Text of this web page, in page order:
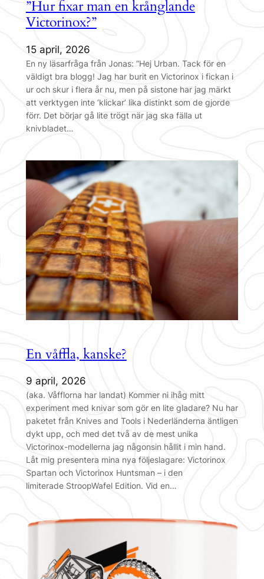
”Hur fixar man en krånglande
Victorinox?”
15 april, 2026
En ny läsarfråga från Jonas: ”Hej Urban. Tack för en
väldigt bra blogg! Jag har burit en Victorinox i fickan i
ur och skur i flera år nu, men på sistone har jag märkt
att verktygen inte ‘klickar’ lika distinkt som de gjorde
förr. Det börjar gå lite trögt när jag ska fälla ut
knivbladet…
En våffla, kanske?
9 april, 2026
(aka. Våfflorna har landat) Kommer ni ihåg mitt
experiment med knivar som gör en lite gladare? Nu har
paketet från Knives and Tools i Nederländerna äntligen
dykt upp, och med det två av de mest unika
Victorinox-modellerna jag någonsin hållit i min hand.
Låt mig presentera mina nya följeslagare: Victorinox
Spartan och Victorinox Huntsman – i den
limiterade StroopWafel Edition. Vid en…